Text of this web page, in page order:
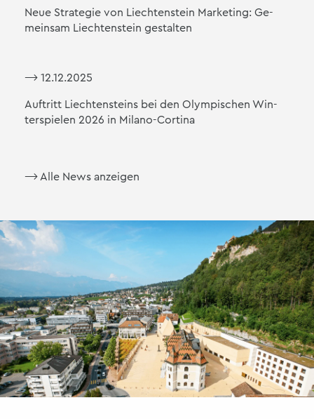
Neue Stra­te­gie von Liech­ten­stein Mar­ke­ting: Ge­
mein­sam Liech­ten­stein ge­stal­ten
⟶ 12.12.2025
Auf­tritt Liech­ten­steins bei den Olym­pi­schen Win­
ter­spie­len 2026 in Mi­la­no-Cor­ti­na
⟶ Alle News an­zei­gen